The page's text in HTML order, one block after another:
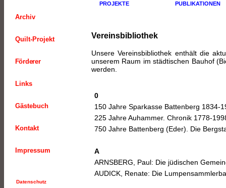
Archiv
Quilt-Projekt
Förderer
Links
Gästebuch
Kontakt
Impressum
Datenschutz
PROJEKTE PUBLIKATIONEN
Vereinsbibliothek
Unsere Vereinsbibliothek enthält die
unserem Raum im städtischen Bauhof
werden.
0
150 Jahre Sparkasse Battenberg 1834-
225 Jahre Auhammer. Chronik 1778-
750 Jahre Battenberg (Eder). Die
A
ARNSBERG, Paul: Die jüdischen
AUDICK, Renate: Die